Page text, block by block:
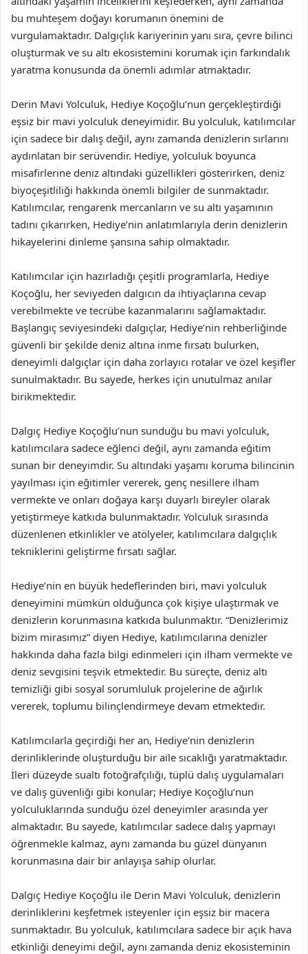
bu muhteşem doğayı korumanın önemini de
vurgulamaktadır. Dalgıçlık kariyerinin yanı sıra, çevre bilinci
oluşturmak ve su altı ekosistemini korumak için farkındalık
yaratma konusunda da önemli adımlar atmaktadır.
Derin Mavi Yolculuk, Hediye Koçoğlu’nun gerçekleştirdiği
eşsiz bir mavi yolculuk deneyimidir. Bu yolculuk, katılımcılar
için sadece bir dalış değil, aynı zamanda denizlerin sırlarını
aydınlatan bir serüvendir. Hediye, yolculuk boyunca
misafirlerine deniz altındaki güzellikleri gösterirken, deniz
biyoçeşitliliği hakkında önemli bilgiler de sunmaktadır.
Katılımcılar, rengarenk mercanların ve su altı yaşamının
tadını çıkarırken, Hediye’nin anlatımlarıyla derin denizlerin
hikayelerini dinleme şansına sahip olmaktadır.
Katılımcılar için hazırladığı çeşitli programlarla, Hediye
Koçoğlu, her seviyeden dalgıcın da ihtiyaçlarına cevap
verebilmekte ve tecrübe kazanmalarını sağlamaktadır.
Başlangıç seviyesindeki dalgıçlar, Hediye’nin rehberliğinde
güvenli bir şekilde deniz altına inme fırsatı bulurken,
deneyimli dalgıçlar için daha zorlayıcı rotalar ve özel keşifler
sunulmaktadır. Bu sayede, herkes için unutulmaz anılar
birikmektedir.
Dalgıç Hediye Koçoğlu’nun sunduğu bu mavi yolculuk,
katılımcılara sadece eğlenci değil, aynı zamanda eğitim
sunan bir deneyimdir. Su altındaki yaşamı koruma bilincinin
yayılması için eğitimler vererek, genç nesillere ilham
vermekte ve onları doğaya karşı duyarlı bireyler olarak
yetiştirmeye katkıda bulunmaktadır. Yolculuk sırasında
düzenlenen etkinlikler ve atölyeler, katılımcılara dalgıçlık
tekniklerini geliştirme fırsatı sağlar.
Hediye’nin en büyük hedeflerinden biri, mavi yolculuk
deneyimini mümkün olduğunca çok kişiye ulaştırmak ve
denizlerin korunmasına katkıda bulunmaktır. “Denizlerimiz
bizim mirasımız” diyen Hediye, katılımcılarına denizler
hakkında daha fazla bilgi edinmeleri için ilham vermekte ve
deniz sevgisini teşvik etmektedir. Bu süreçte, deniz altı
temizliği gibi sosyal sorumluluk projelerine de ağırlık
vererek, toplumu bilinçlendirmeye devam etmektedir.
Katılımcılarla geçirdiği her an, Hediye’nin denizlerin
derinliklerinde oluşturduğu bir aile sıcaklığı yaratmaktadır.
İleri düzeyde sualtı fotoğrafçılığı, tüplü dalış uygulamaları
ve dalış güvenliği gibi konular; Hediye Koçoğlu’nun
yolculuklarında sunduğu özel deneyimler arasında yer
almaktadır. Bu sayede, katılımcılar sadece dalış yapmayı
öğrenmekle kalmaz, aynı zamanda bu güzel dünyanın
korunmasına dair bir anlayışa sahip olurlar.
Dalgıç Hediye Koçoğlu ile Derin Mavi Yolculuk, denizlerin
derinliklerini keşfetmek isteyenler için eşsiz bir macera
sunmaktadır. Bu yolculuk, katılımcılara sadece bir açık hava
etkinliği deneyimi değil, aynı zamanda deniz ekosisteminin